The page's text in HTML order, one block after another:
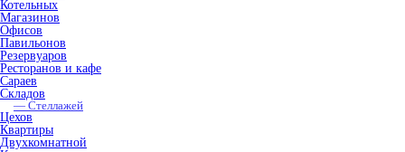
Котельных
Магазинов
Офисов
Павильонов
Резервуаров
Ресторанов и кафе
Сараев
Складов
— Стеллажей
Цехов
Квартиры
Двухкомнатной